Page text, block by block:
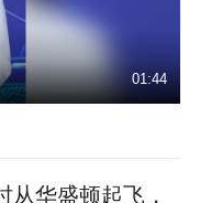
01:44
从华盛顿起飞，